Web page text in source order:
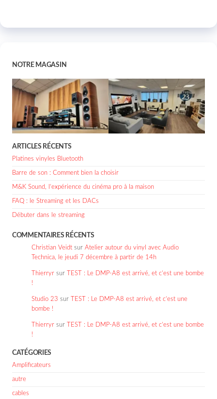
NOTRE MAGASIN
ARTICLES RÉCENTS
Platines vinyles Bluetooth
Barre de son : Comment bien la choisir
M&K Sound, l’expérience du cinéma pro à la maison
FAQ : le Streaming et les DACs
Débuter dans le streaming
COMMENTAIRES RÉCENTS
Christian Veidt sur Atelier autour du vinyl avec Audio
Technica, le jeudi 7 décembre à partir de 14h
Thierryr sur
TEST : Le DMP-A8 est arrivé, et c’est une bombe
!
Studio 23 sur
TEST : Le DMP-A8 est arrivé, et c’est une
bombe !
Thierryr sur
TEST : Le DMP-A8 est arrivé, et c’est une bombe
!
CATÉGORIES
Amplificateurs
autre
cables